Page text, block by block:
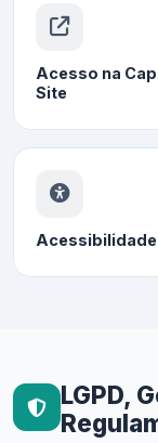
Acesso na
Site
Acessibilidade
LGPD,